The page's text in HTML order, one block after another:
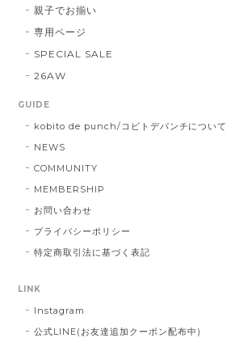
親子でお揃い
専用ページ
SPECIAL SALE
26AW
GUIDE
kobito de punch/コビトデパンチについて
NEWS
COMMUNITY
MEMBERSHIP
お問い合わせ
プライバシーポリシー
特定商取引法に基づく表記
LINK
Instagram
公式LINE(お友達追加クーポン配布中)